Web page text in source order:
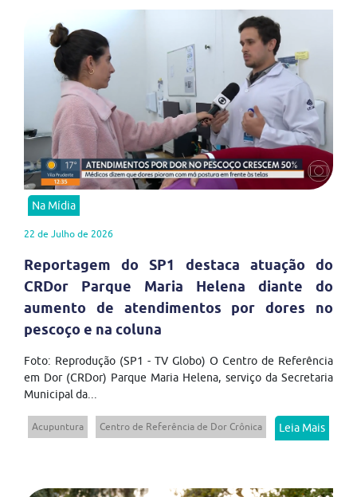
Na Mídia
22 de Julho de 2026
Reportagem do SP1 destaca atuação do
CRDor Parque Maria Helena diante do
aumento de atendimentos por dores no
pescoço e na coluna
Foto: Reprodução (SP1 - TV Globo) O Centro de Referência
em Dor (CRDor) Parque Maria Helena, serviço da Secretaria
Municipal da...
Acupuntura Centro de Referência de Dor Crônica Leia Mais